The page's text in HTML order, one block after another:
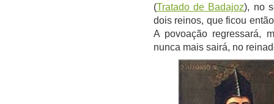
(Tratado de Badajoz), no
dois reinos, que ficou
A povoação regressará,
nunca mais sairá, no